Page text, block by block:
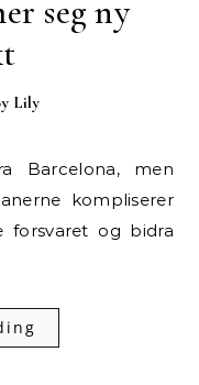
seg ny
Lily
kompliserer
forsvaret og bidra